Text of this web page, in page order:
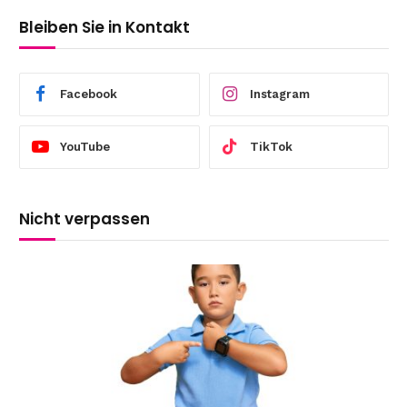
Bleiben Sie in Kontakt
Facebook Instagram
YouTube TikTok
Nicht verpassen